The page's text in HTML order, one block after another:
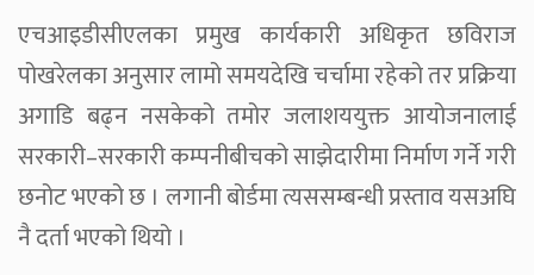
एचआइडीसीएलका प्रमुख कार्यकारी अधिकृत छविराज
पोखरेलका अनुसार लामो समयदेखि चर्चामा रहेको तर प्रक्रिया
अगाडि बढ्न नसकेको तमोर जलाशययुक्त आयोजनालाई
सरकारी–सरकारी कम्पनीबीचको साझेदारीमा निर्माण गर्ने गरी
छनोट भएको छ । लगानी बोर्डमा त्यससम्बन्धी प्रस्ताव यसअघि
नै दर्ता भएको थियो ।